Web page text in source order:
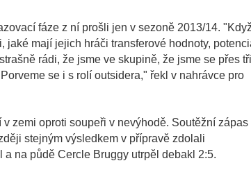
fáze z ní prošli jen v sezoně 2013/14.
jaké mají jejich hráči transferové hodnoty,
rádi, že jsme ve skupině, že jsme se přes tři
se i s rolí outsidera," řekl v nahrávce pro
zemi oproti soupeři v nevýhodě. Soutěžní zápas
stejným výsledkem v přípravě zdolali
na půdě Cercle Bruggy utrpěl debakl 2:5.